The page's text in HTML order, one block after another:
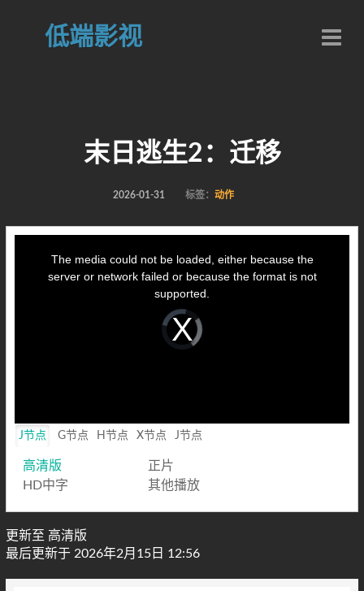
低端影视
末日逃生2：迁移
2026-01-31 标签： 动作
Video
Player
loading.
The media could not be loaded, either because the
server or network failed or because the format is not
supported.
J节点 G节点 H节点 X节点 J节点
高清版
正片
HD中字
其他播放
更新至 高清版
最后更新于 2026年2月15日 12:56